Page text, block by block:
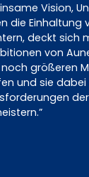
Vision,
die Einhaltung
deckt sich
von
größeren
und sie